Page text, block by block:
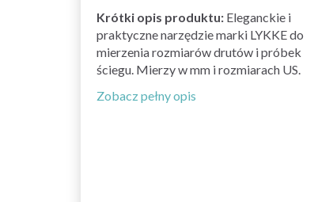
Krótki opis produktu: Eleganckie i
praktyczne narzędzie marki LYKKE do
mierzenia rozmiarów drutów i próbek
ściegu. Mierzy w mm i rozmiarach US.
Zobacz pełny opis